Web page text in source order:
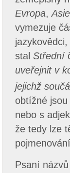
Evropa, Asie
vymezuje
stal Střední
uveřejnit v
jejichž
obtížné
nebo s
že tedy lze
Psaní